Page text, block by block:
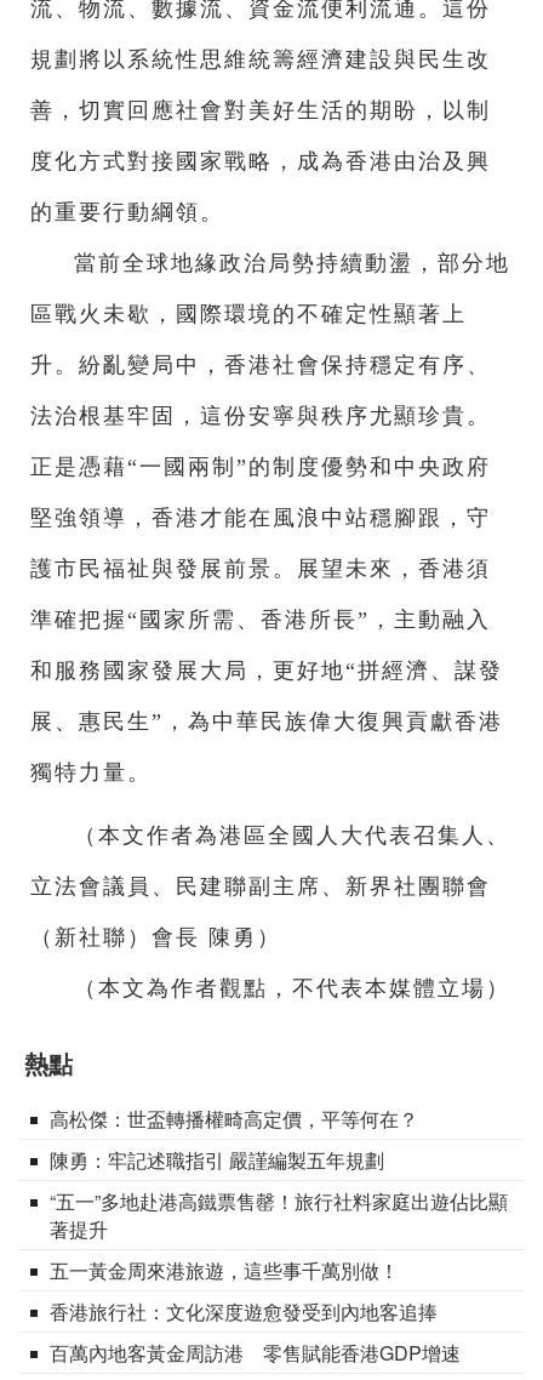
流、物流、數據流、資金流便利流通。這份
規劃將以系統性思維統籌經濟建設與民生改
善，切實回應社會對美好生活的期盼，以制
度化方式對接國家戰略，成為香港由治及興
的重要行動綱領。
當前全球地緣政治局勢持續動盪，部分地
區戰火未歇，國際環境的不確定性顯著上
升。紛亂變局中，香港社會保持穩定有序、
法治根基牢固，這份安寧與秩序尤顯珍貴。
正是憑藉“一國兩制”的制度優勢和中央政府
堅強領導，香港才能在風浪中站穩腳跟，守
護市民福祉與發展前景。展望未來，香港須
準確把握“國家所需、香港所長”，主動融入
和服務國家發展大局，更好地“拼經濟、謀發
展、惠民生”，為中華民族偉大復興貢獻香港
獨特力量。
（本文作者為港區全國人大代表召集人、
立法會議員、民建聯副主席、新界社團聯會
（新社聯）會長 陳勇）
（本文為作者觀點，不代表本媒體立場）
熱點
高松傑：世盃轉播權畸高定價，平等何在？
陳勇：牢記述職指引 嚴謹編製五年規劃
“五一”多地赴港高鐵票售罄！旅行社料家庭出遊佔比顯
著提升
五一黃金周來港旅遊，這些事千萬別做！
香港旅行社：文化深度遊愈發受到內地客追捧
百萬內地客黃金周訪港 零售賦能香港GDP增速